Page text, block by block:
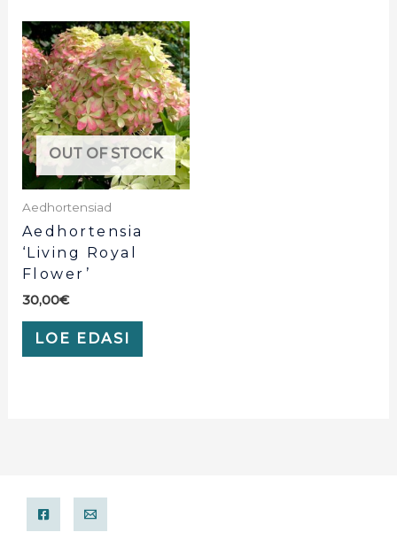
OUT OF STOCK
Aedhortensiad
Aedhortensia
‘Living Royal
Flower’
30,00€
LOE EDASI